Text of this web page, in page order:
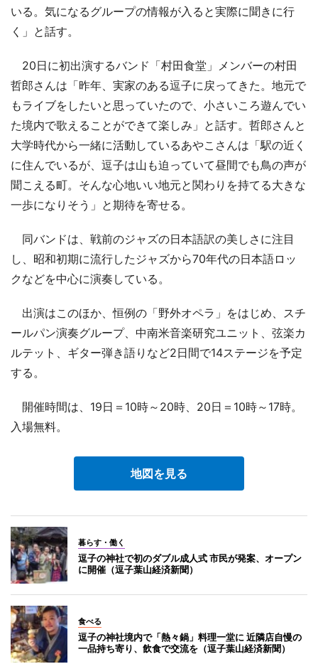
いる。気になるグループの情報が入ると実際に聞きに行
く」と話す。
20日に初出演するバンド「村田食堂」メンバーの村田
哲郎さんは「昨年、実家のある逗子に戻ってきた。地元で
もライブをしたいと思っていたので、小さいころ遊んでい
た境内で歌えることができて楽しみ」と話す。哲郎さんと
大学時代から一緒に活動しているあやこさんは「駅の近く
に住んでいるが、逗子は山も迫っていて昼間でも鳥の声が
聞こえる町。そんな心地いい地元と関わりを持てる大きな
一歩になりそう」と期待を寄せる。
同バンドは、戦前のジャズの日本語訳の美しさに注目
し、昭和初期に流行したジャズから70年代の日本語ロッ
クなどを中心に演奏している。
出演はこのほか、恒例の「野外オペラ」をはじめ、スチ
ールパン演奏グループ、中南米音楽研究ユニット、弦楽カ
ルテット、ギター弾き語りなど2日間で14ステージを予定
する。
開催時間は、19日＝10時～20時、20日＝10時～17時。
入場無料。
地図を見る
暮らす・働く
逗子の神社で初のダブル成人式 市民が発案、オープン
に開催（逗子葉山経済新聞）
食べる
逗子の神社境内で「熱々鍋」料理一堂に 近隣店自慢の
一品持ち寄り、飲食で交流を（逗子葉山経済新聞）